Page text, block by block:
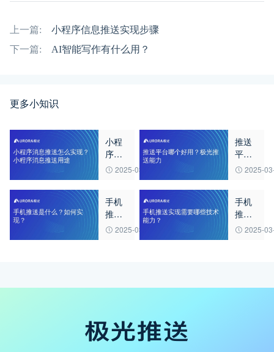
上一篇:
小程序信息推送实现步骤
下一篇:
AI智能写作有什么用？
更多小知识
小程
序消
息推
现？
小程
序消
2025-03-20
推送
平台
哪个
极光
推送
能力
2025-
手机
推送
是什2025-03-20
手机
推送
实现
力？
2025-